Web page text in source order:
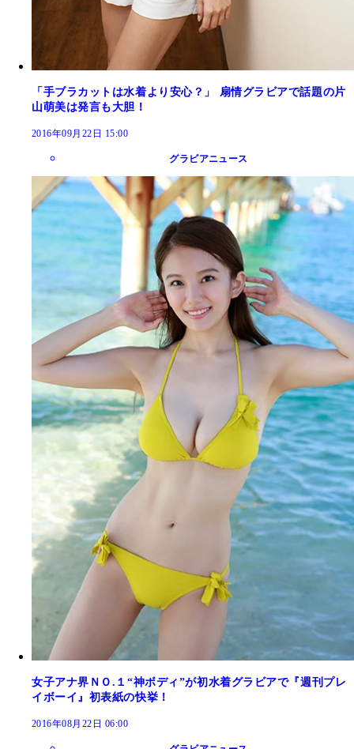
「手ブラカットは水着より安心？」 扇情グラビアで話題の片
山萌美は発言も大胆！
2016年09月22日 15:00
グラビアニュース
女子アナ界ＮＯ.１“神ボディ”が初水着グラビアで『週刊プレ
イボーイ』初表紙の快挙！
2016年08月22日 06:00